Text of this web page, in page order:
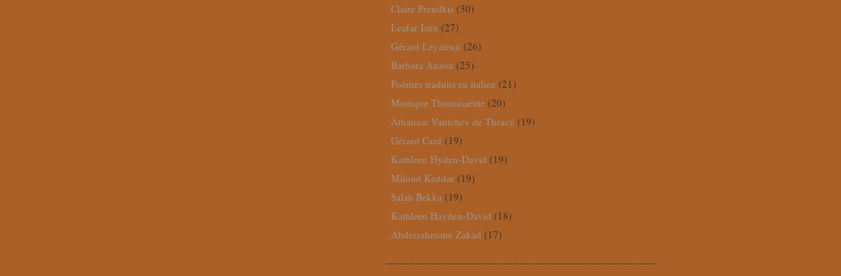
Claire Prendkis (30)
Leafar Izen (27)
Gérard Leyzieux (26)
Barbara Auzou (25)
Poèmes traduits en italien (21)
Monique Thomassettie (20)
Athanase Vantchev de Thracy (19)
Gérard Cazé (19)
Kathleen Hyden-David (19)
Miloud Keddar (19)
Salah Bekka (19)
Kathleen Hayden-David (18)
Abderrahmane Zakad (17)